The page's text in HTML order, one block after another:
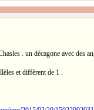
. un décagone avec des
et diffèrent de 1 .